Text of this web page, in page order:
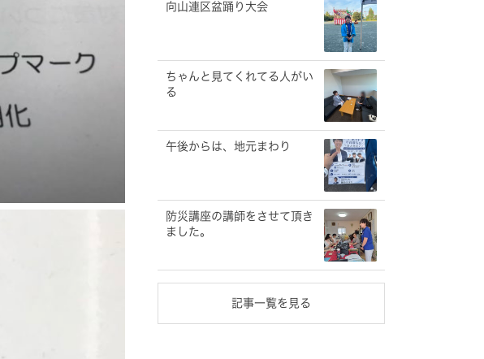
向山連区盆踊り大会
ちゃんと見てくれてる人がい
る
午後からは、地元まわり
防災講座の講師をさせて頂き
ました。
記事一覧を見る